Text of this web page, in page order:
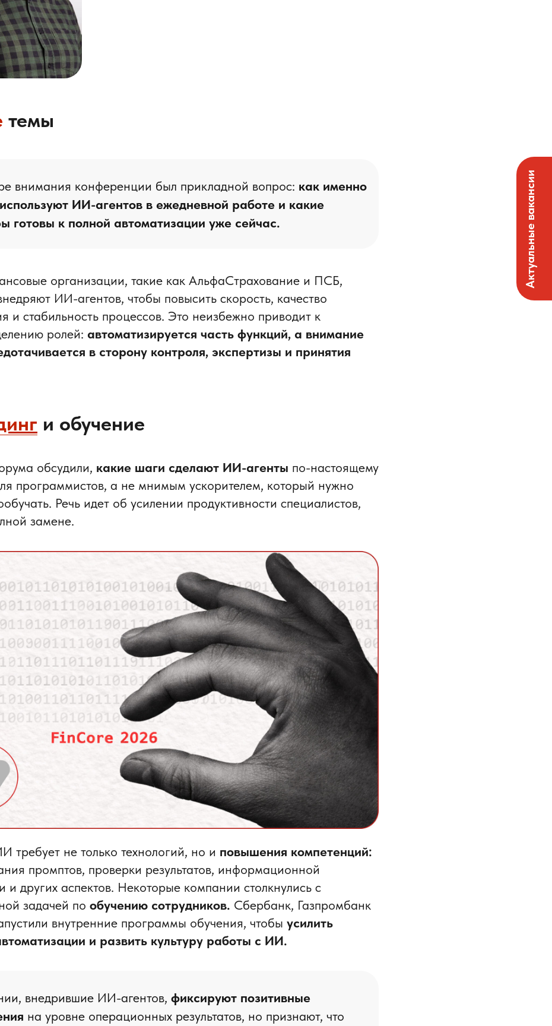
Актуальные вакансии
темы
внимания конференции был прикладной вопрос: как именно
ИИ-агентов в ежедневной работе и какие
готовы к полной автоматизации уже сейчас.
организации, такие как АльфаСтрахование и ПСБ,
ИИ-агентов, чтобы повысить скорость, качество
и стабильность процессов. Это неизбежно приводит к
ролей: автоматизируется часть функций, а внимание
в сторону контроля, экспертизы и принятия
и обучение
обсудили, какие шаги сделают ИИ-агенты по-настоящему
программистов, а не мнимым ускорителем, который нужно
Речь идет об усилении продуктивности специалистов,
замене.
требует не только технологий, но и повышения компетенций:
промптов, проверки результатов, информационной
и других аспектов. Некоторые компании столкнулись с
задачей по обучению сотрудников. Сбербанк, Газпромбанк
внутренние программы обучения, чтобы усилить
и развить культуру работы с ИИ.
внедрившие ИИ-агентов, фиксируют позитивные
на уровне операционных результатов, но признают, что